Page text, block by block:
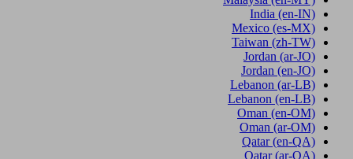
India (en-IN)
Mexico (es-MX)
Taiwan (zh-TW)
Jordan (ar-JO)
Jordan (en-JO)
Lebanon (ar-LB)
Lebanon (en-LB)
Oman (en-OM)
Oman (ar-OM)
Qatar (en-QA)
Qatar (ar-QA)